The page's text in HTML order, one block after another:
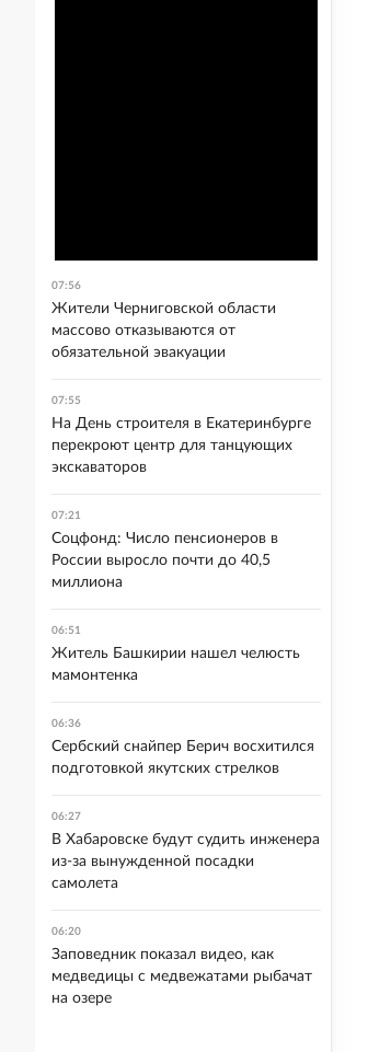
07:56
Жители Черниговской области
массово отказываются от
обязательной эвакуации
07:55
На День строителя в Екатеринбурге
перекроют центр для танцующих
экскаваторов
07:21
Соцфонд: Число пенсионеров в
России выросло почти до 40,5
миллиона
06:51
Житель Башкирии нашел челюсть
мамонтенка
06:36
Сербский снайпер Берич восхитился
подготовкой якутских стрелков
06:27
В Хабаровске будут судить инженера
из-за вынужденной посадки
самолета
06:20
Заповедник показал видео, как
медведицы с медвежатами рыбачат
на озере